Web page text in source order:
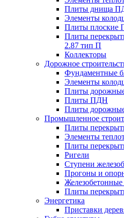
Плиты днища
Элементы
Плиты плоские
Плиты
2.87 тип П
Коллекторы
Дорожное
Фундаментные
Элементы
Плиты
Плиты ПДН
Плиты
Промышленное
Плиты
Элементы
Плиты
Ригели
Ступени
Прогоны и
Плиты
Энергетика
Приставки